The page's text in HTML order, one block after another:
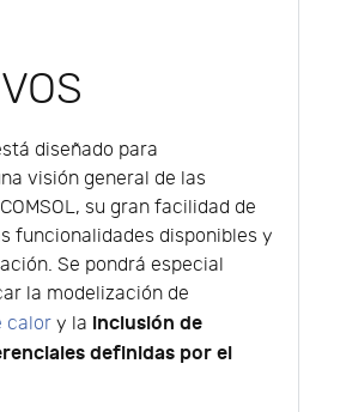
diseñado para
visión general de las
su gran facilidad de
funcionalidades disponibles y
Se pondrá especial
la modelización de
calor y la inclusión de
definidas por el